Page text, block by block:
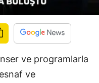
ve programlarla
ve